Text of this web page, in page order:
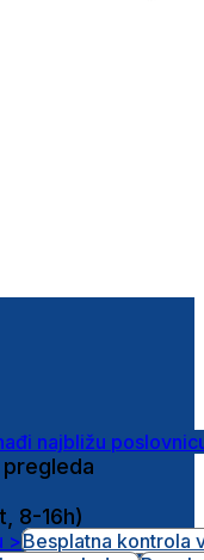
najbližu
8-16h)
>Besplatna kontrola